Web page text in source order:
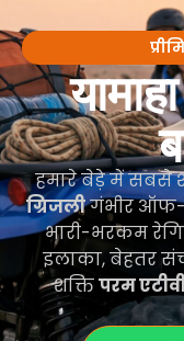
हमारे बेड़े में सबसे
ग्रिजलीगंभीर ऑफ-
भारी-भरकम
इलाका, बेहतर
शक्तिपरम